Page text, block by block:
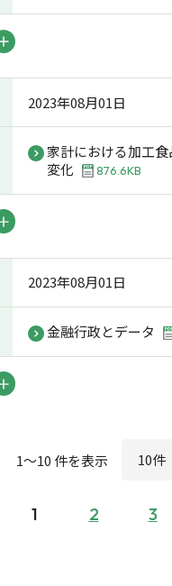
2023年08月01日
家計における加工
変化
876.6KB
2023年08月01日
金融行政とデータ
1～10 件を表示
1 2 3